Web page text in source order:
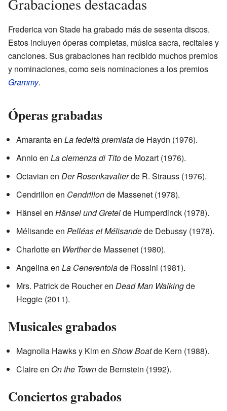
Grabaciones destacadas
Frederica von Stade ha grabado más de sesenta discos.
Estos incluyen óperas completas, música sacra, recitales y
canciones. Sus grabaciones han recibido muchos premios
y nominaciones, como seis nominaciones a los premios
Grammy.
Óperas grabadas
Amaranta en La fedeltà premiatade Haydn (1976).
Annio en La clemenza di Titode Mozart (1976).
Octavian en Der Rosenkavalierde R. Strauss (1976).
Cendrillon en Cendrillonde Massenet (1978).
Hänsel en Hänsel und Gretelde Humperdinck (1978).
Mélisande en Pelléas et Mélisandede Debussy (1978).
Charlotte en Wertherde Massenet (1980).
Angelina en La Cenerentolade Rossini (1981).
Mrs. Patrick de Roucher en Dead Man Walkingde
Heggie (2011).
Musicales grabados
Magnolia Hawks y Kim en Show Boatde Kern (1988).
Claire en On the Townde Bernstein (1992).
Conciertos grabados